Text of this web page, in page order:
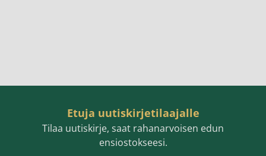
Etuja uutiskirjetilaajalle
Tilaa uutiskirje, saat rahanarvoisen edun
ensiostokseesi.